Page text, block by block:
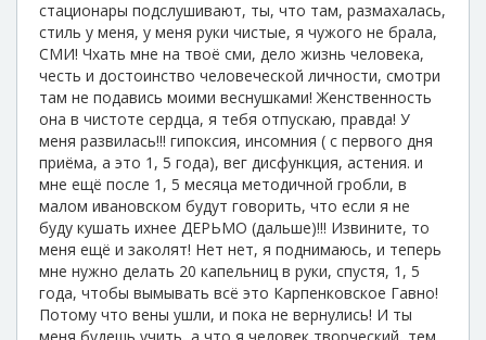
стационары подслушивают, ты, что там, размахалась,
стиль у меня, у меня руки чистые, я чужого не брала,
СМИ! Чхать мне на твоё сми, дело жизнь человека,
честь и достоинство человеческой личности, смотри
там не подавись моими веснушками! Женственность
она в чистоте сердца, я тебя отпускаю, правда! У
меня развилась!!! гипоксия, инсомния ( с первого дня
приёма, а это 1, 5 года), вег дисфункция, астения. и
мне ещё после 1, 5 месяца методичной гробли, в
малом ивановском будут говорить, что если я не
буду кушать ихнее ДЕРЬМО (дальше)!!! Извините, то
меня ещё и заколят! Нет нет, я поднимаюсь, и теперь
мне нужно делать 20 капельниц в руки, спустя, 1, 5
года, чтобы вымывать всё это Карпенковское Гавно!
Потому что вены ушли, и пока не вернулись! И ты